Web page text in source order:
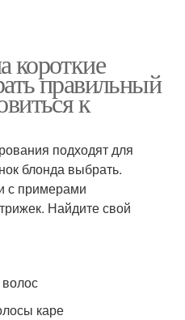
короткие
правильный
к
подходят для
блонда выбрать.
с примерами
Найдите свой
каре